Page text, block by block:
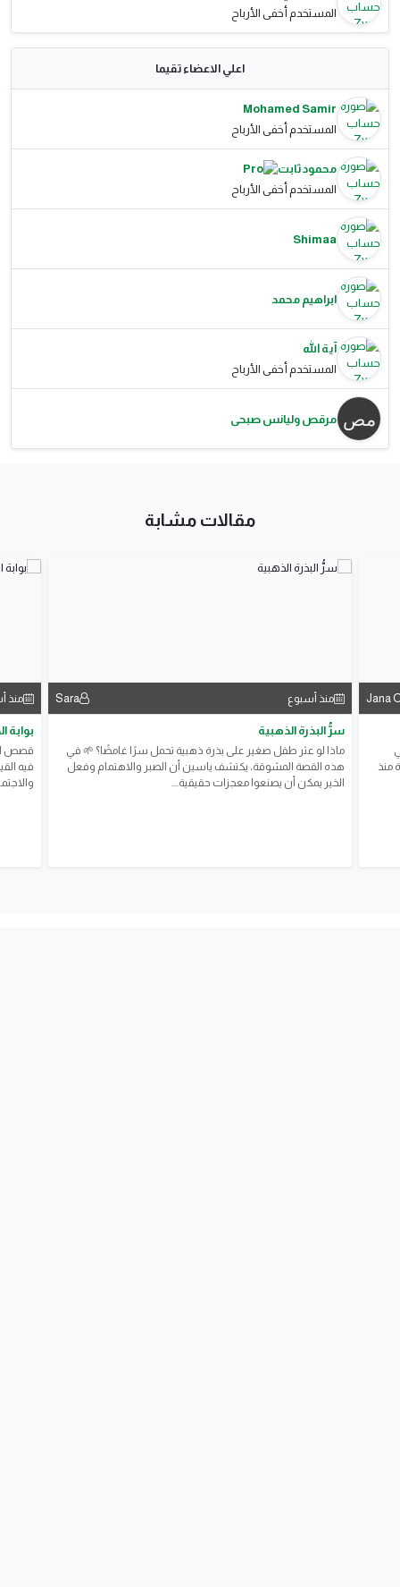
المستخدم أخفى الأرباح
اعلي الاعضاء تقيما
Mohamed Samir
المستخدم أخفى الأرباح
محمود ثابت
المستخدم أخفى الأرباح
Shimaa
ابراهيم محمد
آية الله
المستخدم أخفى الأرباح
مرقص وليانس صبحى
مقالات مشابة
Jana
منذ
منذ أسبوع Sara
سرُّ البذرة الذهبية
ماذا لو عثر طفل صغير على بذرة ذهبية تحمل سرًا غامضًا؟ 🌱 في
هذه القصة المشوقة، يكتشف ياسين أن الصبر والاهتمام وفعل
الخير يمكن أن يصنعوا معجزات حقيقية....
منذ
بوابة
قصص
فيه